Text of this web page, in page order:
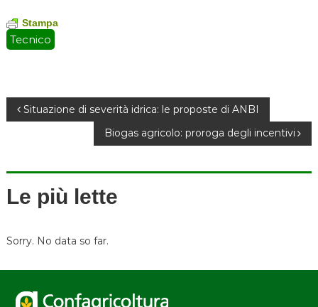
Stampa
Tecnico
N
v
i
g
a
Situazione di severità idrica: le proposte di ANBI
Biogas agricolo: proroga degli incentivi
Le più lette
Sorry. No data so far.